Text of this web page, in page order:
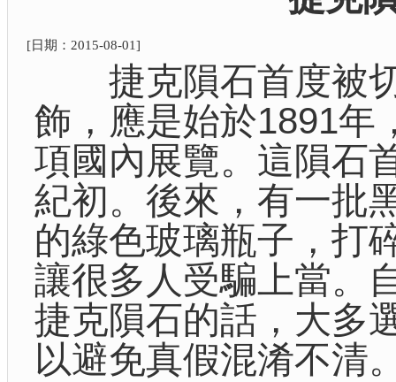
[日期： 2015-08-01]
捷克隕石首度被切
飾，應是始於1891年
項國內展覽。這隕石
紀初。後來，有一批
的綠色玻璃瓶子，打
讓很多人受騙上當。
捷克隕石的話，大多
以避免真假混淆不清